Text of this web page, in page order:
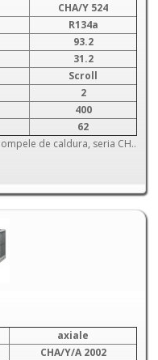
CHA/Y 524
R134a
93.2
31.2
Scroll
2
400
62
de caldura, seria CH..
axiale
CHA/Y/A 2002